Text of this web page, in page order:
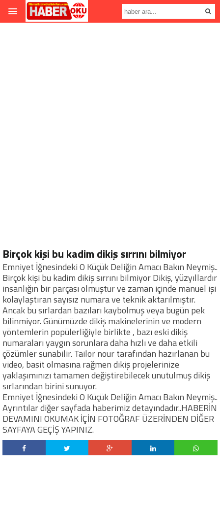
Birçok kişi bu kadim dikiş sırrını bilmiyor
Emniyet İğnesindeki O Küçük Deliğin Amacı Bakın Neymiş..
Birçok kişi bu kadim dikiş sırrını bilmiyor Dikiş, yüzyıllardır
insanlığın bir parçası olmuştur ve zaman içinde manuel işi
kolaylaştıran sayısız numara ve teknik aktarılmıştır.
Ancak bu sırlardan bazıları kaybolmuş veya bugün pek
bilinmiyor. Günümüzde dikiş makinelerinin ve modern
yöntemlerin popülerliğiyle birlikte , bazı eski dikiş
numaraları yaygın sorunlara daha hızlı ve daha etkili
çözümler sunabilir. Tailor nour tarafından hazırlanan bu
video, basit olmasına rağmen dikiş projelerinize
yaklaşımınızı tamamen değiştirebilecek unutulmuş dikiş
sırlarından birini sunuyor.
Emniyet İğnesindeki O Küçük Deliğin Amacı Bakın Neymiş..
Ayrıntılar diğer sayfada haberimiz detayındadır..HABERİN
DEVAMINI OKUMAK İÇİN FOTOĞRAF ÜZERİNDEN DİĞER
SAYFAYA GEÇİŞ YAPINIZ.